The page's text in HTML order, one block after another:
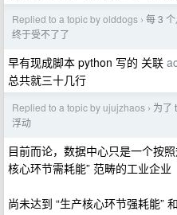
Replied to a topic by olddogs › 每 3
终于受不了了
早有现成脚本 python 写的 关联
总共就三十几行
Replied to a topic by ujujzhaos › 为了
浮动
目前而论，数据中心只是一个按
核心环节需耗能” 范畴的工业企业
尚未达到 “生产核心环节强耗能”